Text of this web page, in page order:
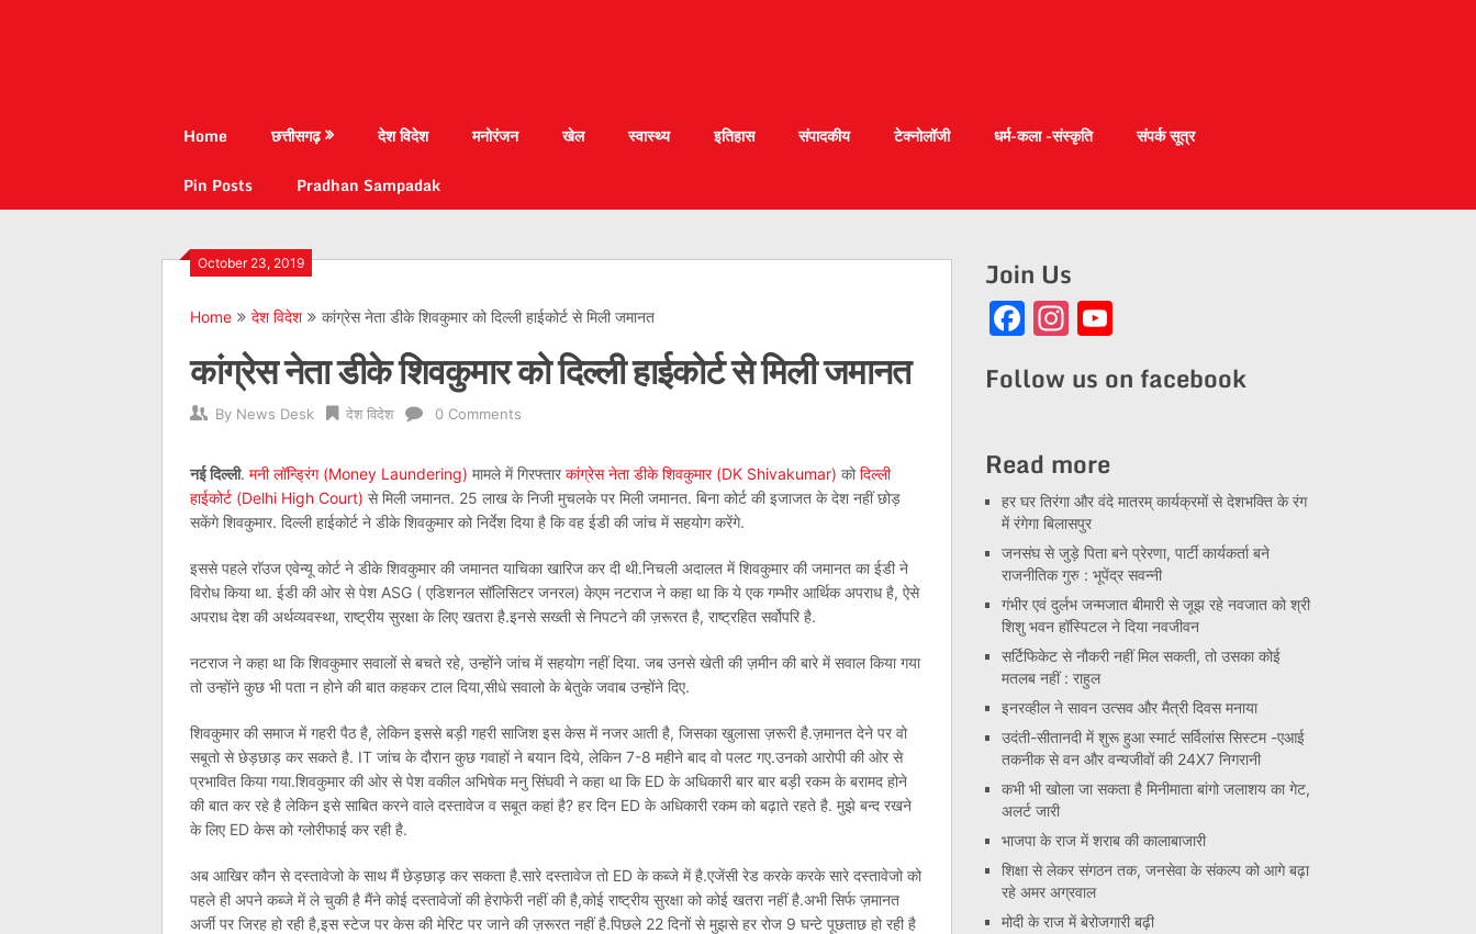
Home छत्तीसगढ़ देश विदेश मनोरंजन खेल स्वास्थ्य इतिहास संपादकीय टेक्नोलॉजी धर्म-कला -संस्कृति
संपर्क सूत्र
Pin Posts
Pradhan Sampadak
October 23, 2019
Home देश विदेश कांग्रेस नेता डीके शिवकुमार को दिल्ली हाईकोर्ट से मिली जमानत
कांग्रेस नेता डीके शिवकुमार को दिल्ली हाईकोर्ट से मिली जमानत
By News Desk देश विदेश 0 Comments
नई दिल्ली. मनी लॉन्ड्रिंग (Money Laundering) मामले में गिरफ्तार कांग्रेस नेता डीके शिवकुमार (DK Shivakumar) कोदिल्ली
हाईकोर्ट (Delhi High Court) से मिली जमानत. 25 लाख के निजी मुचलके पर मिली जमानत. बिना कोर्ट की इजाजत के देश नहीं छोड़
सकेंगे शिवकुमार. दिल्ली हाईकोर्ट ने डीके शिवकुमार को निर्देश दिया है कि वह ईडी की जांच में सहयोग करेंगे.
इससे पहले राॅउज एवेन्यू कोर्ट ने डीके शिवकुमार की जमानत याचिका खारिज कर दी थी.निचली अदालत में शिवकुमार की जमानत का ईडी ने
विरोध किया था. ईडी की ओर से पेश ASG ( एडिशनल सॉलिसिटर जनरल) केएम नटराज ने कहा था कि ये एक गम्भीर आर्थिक अपराध है, ऐसे
अपराध देश की अर्थव्यवस्था, राष्ट्रीय सुरक्षा के लिए खतरा है.इनसे सख्ती से निपटने की ज़रूरत है, राष्ट्रहित सर्वोपरि है.
नटराज ने कहा था कि शिवकुमार सवालों से बचते रहे, उन्होंने जांच में सहयोग नहीं दिया. जब उनसे खेती की ज़मीन की बारे में सवाल किया गया
तो उन्होंने कुछ भी पता न होने की बात कहकर टाल दिया,सीधे सवालो के बेतुके जवाब उन्होंने दिए.
शिवकुमार की समाज में गहरी पैठ है, लेकिन इससे बड़ी गहरी साजिश इस केस में नजर आती है, जिसका खुलासा ज़रूरी है.ज़मानत देने पर वो
सबूतो से छेड़छाड़ कर सकते है. IT जांच के दौरान कुछ गवाहों ने बयान दिये, लेकिन 7-8 महीने बाद वो पलट गए.उनको आरोपी की ओर से
प्रभावित किया गया.शिवकुमार की ओर से पेश वकील अभिषेक मनु सिंघवी ने कहा था कि ED के अधिकारी बार बार बड़ी रकम के बरामद होने
की बात कर रहे है लेकिन इसे साबित करने वाले दस्तावेज व सबूत कहां है? हर दिन ED के अधिकारी रकम को बढ़ाते रहते है. मुझे बन्द रखने
के लिए ED केस को ग्लोरीफाई कर रही है.
अब आखिर कौन से दस्तावेजो के साथ मैं छेड़छाड़ कर सकता है.सारे दस्तावेज तो ED के कब्जे में है.एजेंसी रेड करके करके सारे दस्तावेजो को
पहले ही अपने कब्जे में ले चुकी है मैंने कोई दस्तावेजों की हेराफेरी नहीं की है,कोई राष्ट्रीय सुरक्षा को कोई खतरा नहीं है.अभी सिर्फ ज़मानत
अर्जी पर जिरह हो रही है,इस स्टेज पर केस की मेरिट पर जाने की ज़रूरत नहीं है.पिछले 22 दिनों से मुझसे हर रोज 9 घन्टे पूछताछ हो रही है
Join Us
Facebook
Instagram
Follow us on facebook
Read more
हर घर तिरंगा और वंदे मातरम् कार्यक्रमों से देशभक्ति के रंग
में रंगेगा बिलासपुर
जनसंघ से जुड़े पिता बने प्रेरणा, पार्टी कार्यकर्ता बने
राजनीतिक गुरु : भूपेंद्र सवन्नी
गंभीर एवं दुर्लभ जन्मजात बीमारी से जूझ रहे नवजात को श्री
शिशु भवन हॉस्पिटल ने दिया नवजीवन
सर्टिफिकेट से नौकरी नहीं मिल सकती, तो उसका कोई
मतलब नहीं : राहुल
इनरव्हील ने सावन उत्सव और मैत्री दिवस मनाया
उदंती-सीतानदी में शुरू हुआ स्मार्ट सर्विलांस सिस्टम -एआई
तकनीक से वन और वन्यजीवों की 24X7 निगरानी
कभी भी खोला जा सकता है मिनीमाता बांगो जलाशय का गेट,
अलर्ट जारी
भाजपा के राज में शराब की कालाबाजारी
शिक्षा से लेकर संगठन तक, जनसेवा के संकल्प को आगे बढ़ा
रहे अमर अग्रवाल
मोदी के राज में बेरोजगारी बढ़ी